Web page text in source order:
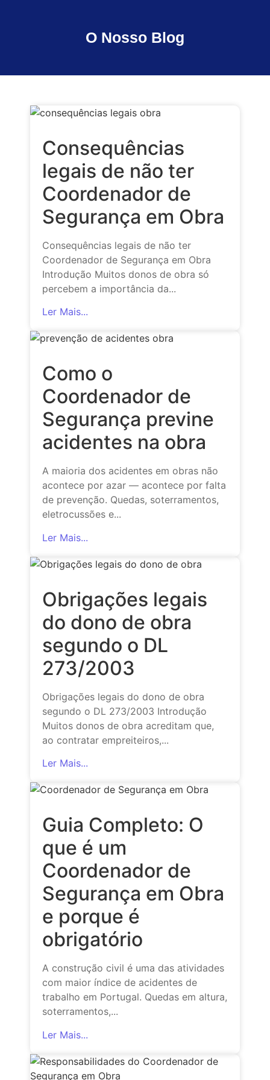
O Nosso Blog
Consequências
legais de não ter
Coordenador de
Segurança em Obra
Consequências legais de não ter
Coordenador de Segurança em Obra
Introdução Muitos donos de obra só
percebem a importância da...
Ler Mais...
Como o
Coordenador de
Segurança previne
acidentes na obra
A maioria dos acidentes em obras não
acontece por azar — acontece por falta
de prevenção. Quedas, soterramentos,
eletrocussões e...
Ler Mais...
Obrigações legais
do dono de obra
segundo o DL
273/2003
Obrigações legais do dono de obra
segundo o DL 273/2003 Introdução
Muitos donos de obra acreditam que,
ao contratar empreiteiros,...
Ler Mais...
Guia Completo: O
que é um
Coordenador de
Segurança em Obra
e porque é
obrigatório
A construção civil é uma das atividades
com maior índice de acidentes de
trabalho em Portugal. Quedas em altura,
soterramentos,...
Ler Mais...